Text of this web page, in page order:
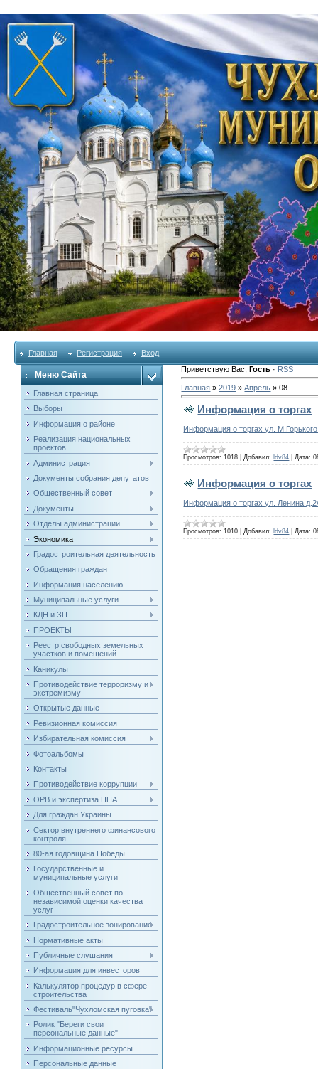
Главная Регистрация Вход
Меню Сайта
Главная страница
Выборы
Информация о районе
Реализация национальных
проектов
Администрация
Документы собрания депутатов
Общественный совет
Документы
Отделы администрации
Экономика
Градостроительная деятельность
Обращения граждан
Информация населению
Муниципальные услуги
КДН и ЗП
ПРОЕКТЫ
Реестр свободных земельных
участков и помещений
Каникулы
Противодействие терроризму и
экстремизму
Открытые данные
Ревизионная комиссия
Избирательная комиссия
Фотоальбомы
Контакты
Противодействие коррупции
ОРВ и экспертиза НПА
Для граждан Украины
Сектор внутреннего финансового
контроля
80-ая годовщина Победы
Государственные и
муниципальные услуги
Общественный совет по
независимой оценки качества
услуг
Градостроительное зонирование
Нормативные акты
Публичные слушания
Информация для инвесторов
Калькулятор процедур в сфере
строительства
Фестиваль"Чухломская пуговка"
Ролик "Береги свои
персональные данные"
Информационные ресурсы
Персональные данные
Приветствую Вас ,Гость · RSS
Главная »2019 » Апрель » 08
Информация о торгах
Информация о торгах ул.
Просмотров: 1018 Добавил: ldv84 Дата:
Информация о торгах
Информация о торгах ул. Ленина
Просмотров: 1010 Добавил: ldv84 Дата: